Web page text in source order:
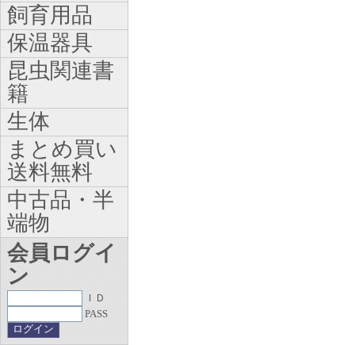
飼育用品
保温器具
昆虫関連書
籍
生体
まとめ買い
送料無料
中古品・半
端物
会員ログイ
ン
ＩＤ
PASS